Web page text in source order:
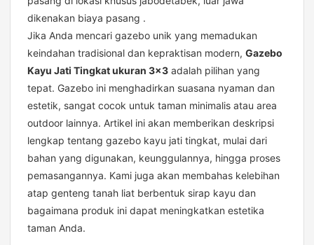
dikenakan biaya pasang .
Jika Anda mencari gazebo unik yang memadukan
keindahan tradisional dan kepraktisan modern, Gazebo
Kayu Jati Tingkat ukuran 3×3 adalah pilihan yang
tepat. Gazebo ini menghadirkan suasana nyaman dan
estetik, sangat cocok untuk taman minimalis atau area
outdoor lainnya. Artikel ini akan memberikan deskripsi
lengkap tentang gazebo kayu jati tingkat, mulai dari
bahan yang digunakan, keunggulannya, hingga proses
pemasangannya. Kami juga akan membahas kelebihan
atap genteng tanah liat berbentuk sirap kayu dan
bagaimana produk ini dapat meningkatkan estetika
taman Anda.